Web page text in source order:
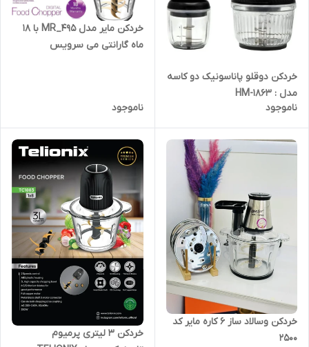
خردکن دوقلو پاناسونیک دو کاسه
مدل : HM-1863
ناموجود
خردکن مایر مدل MR_495 با 18
ماه گارانتی می سرویس
ناموجود
خردکن وسالاد ساز ۶ کاره مایر کد
۲۵۰۰
خردکن 3 لیتری پرمیوم